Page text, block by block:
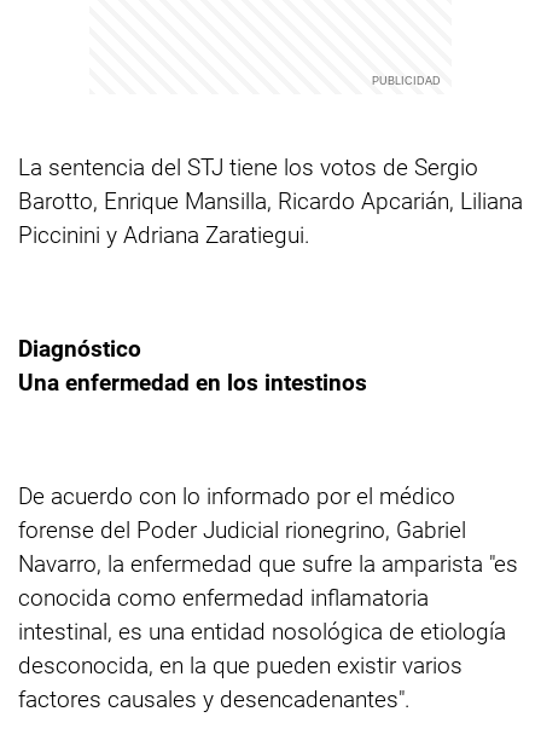
La sentencia del STJ tiene los votos de Sergio
Barotto, Enrique Mansilla, Ricardo Apcarián, Liliana
Piccinini y Adriana Zaratiegui.
Diagnóstico
Una enfermedad en los intestinos
De acuerdo con lo informado por el médico
forense del Poder Judicial rionegrino, Gabriel
Navarro, la enfermedad que sufre la amparista "es
conocida como enfermedad inflamatoria
intestinal, es una entidad nosológica de etiología
desconocida, en la que pueden existir varios
factores causales y desencadenantes".